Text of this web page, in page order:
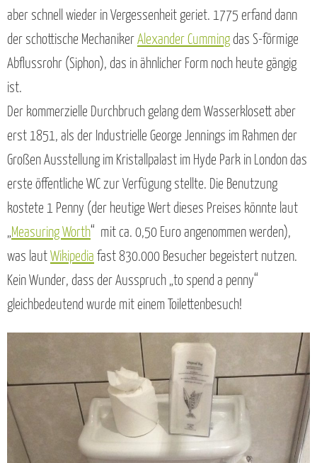
aber schnell wieder in Vergessenheit geriet. 1775 erfand dann
der schottische Mechaniker Alexander Cumming das S-förmige
Abflussrohr (Siphon), das in ähnlicher Form noch heute gängig
ist.
Der kommerzielle Durchbruch gelang dem Wasserklosett aber
erst 1851, als der Industrielle George Jennings im Rahmen der
Großen Ausstellung im Kristallpalast im Hyde Park in London das
erste öffentliche WC zur Verfügung stellte. Die Benutzung
kostete 1 Penny (der heutige Wert dieses Preises könnte laut
„Measuring Worth “ mit ca. 0,50 Euro angenommen werden),
was laut Wikipedia fast 830.000 Besucher begeistert nutzen.
Kein Wunder, dass der Ausspruch „to spend a penny“
gleichbedeutend wurde mit einem Toilettenbesuch!